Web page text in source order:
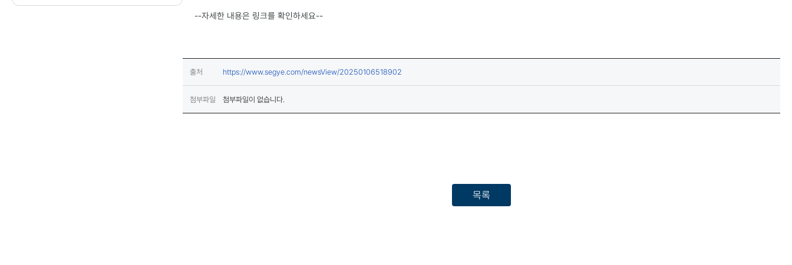
--자세한 내용은 링크를 확인하세요--
출처 https://www.segye.com/newsView/20250106518902
첨부파일 첨부파일이 없습니다.
목록